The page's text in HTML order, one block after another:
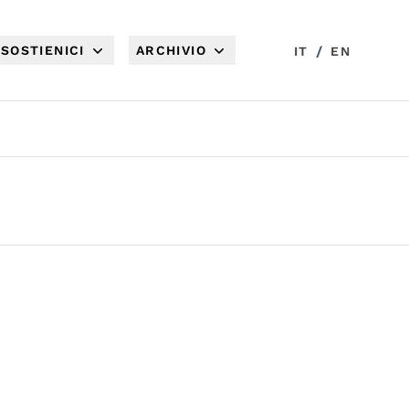
SOSTIENICI ARCHIVIO IT / EN